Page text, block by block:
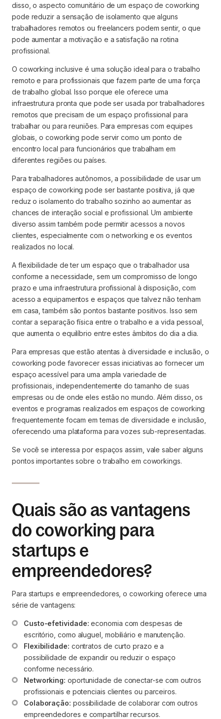
disso, o aspecto comunitário de um espaço de coworking
pode reduzir a sensação de isolamento que alguns
trabalhadores remotos ou freelancers podem sentir, o que
pode aumentar a motivação e a satisfação na rotina
profissional.
O coworking inclusive é uma solução ideal para o trabalho
remoto e para profissionais que fazem parte de uma força
de trabalho global. Isso porque ele oferece uma
infraestrutura pronta que pode ser usada por trabalhadores
remotos que precisam de um espaço profissional para
trabalhar ou para reuniões. Para empresas com equipes
globais, o coworking pode servir como um ponto de
encontro local para funcionários que trabalham em
diferentes regiões ou países.
Para trabalhadores autônomos, a possibilidade de usar um
espaço de coworking pode ser bastante positiva, já que
reduz o isolamento do trabalho sozinho ao aumentar as
chances de interação social e profissional. Um ambiente
diverso assim também pode permitir acessos a novos
clientes, especialmente com o networking e os eventos
realizados no local.
A flexibilidade de ter um espaço que o trabalhador usa
conforme a necessidade, sem um compromisso de longo
prazo e uma infraestrutura profissional à disposição, com
acesso a equipamentos e espaços que talvez não tenham
em casa, também são pontos bastante positivos. Isso sem
contar a separação física entre o trabalho e a vida pessoal,
que aumenta o equilíbrio entre estes âmbitos do dia a dia.
Para empresas que estão atentas à diversidade e inclusão, o
coworking pode favorecer essas iniciativas ao fornecer um
espaço acessível para uma ampla variedade de
profissionais, independentemente do tamanho de suas
empresas ou de onde eles estão no mundo. Além disso, os
eventos e programas realizados em espaços de coworking
frequentemente focam em temas de diversidade e inclusão,
oferecendo uma plataforma para vozes sub-representadas.
Se você se interessa por espaços assim, vale saber alguns
pontos importantes sobre o trabalho em coworkings.
Quais são as vantagens
do coworking para
startups e
empreendedores?
Para startups e empreendedores, o coworking oferece uma
série de vantagens:
Custo-efetividade: economia com despesas de
escritório, como aluguel, mobiliário e manutenção.
Flexibilidade: contratos de curto prazo e a
possibilidade de expandir ou reduzir o espaço
conforme necessário.
Networking: oportunidade de conectar-se com outros
profissionais e potenciais clientes ou parceiros.
Colaboração: possibilidade de colaborar com outros
empreendedores e compartilhar recursos.